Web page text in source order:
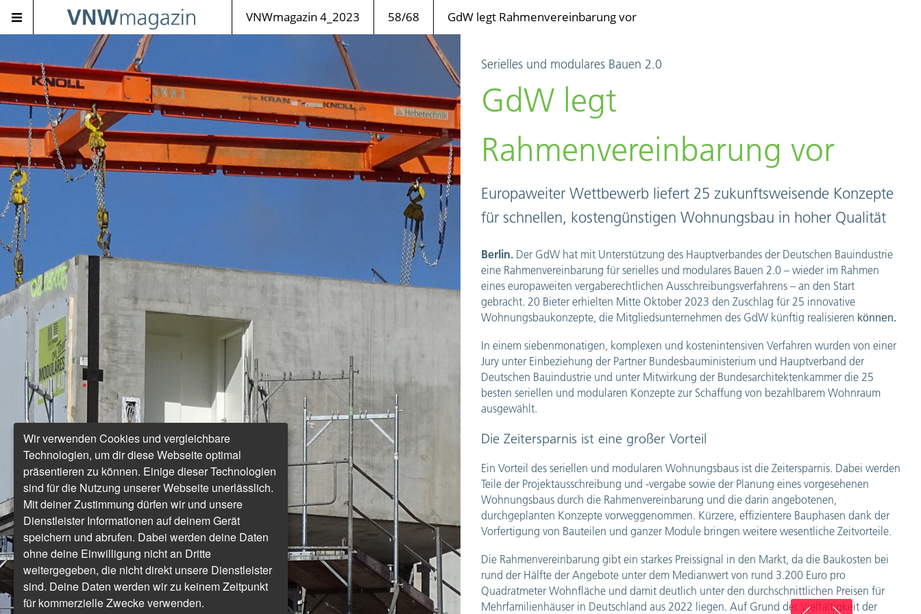
VNWmagazin 4_2023 58/68 GdW legt Rahmenvereinbarung vor
Serielles und modulares Bauen 2.0
GdW legt
Rahmenvereinbarung vor
Europaweiter Wettbewerb liefert 25 zukunftsweisende Konzepte
für schnellen, kostengünstigen Wohnungsbau in hoher Qualität
Berlin. Der GdW hat mit Unterstützung des Hauptverbandes der Deutschen Bauindustrie
eine Rahmenvereinbarung für serielles und modulares Bauen 2.0 – wieder im Rahmen
eines europaweiten vergaberechtlichen Ausschreibungsverfahrens – an den Start
gebracht. 20 Bieter erhielten Mitte Oktober 2023 den Zuschlag für 25 innovative
Wohnungsbaukonzepte, die Mitgliedsunternehmen des GdW künftig realisieren können.
In einem siebenmonatigen, komplexen und kostenintensiven Verfahren wurden von einer
Jury unter Einbeziehung der Partner Bundesbauministerium und Hauptverband der
Deutschen Bauindustrie und unter Mitwirkung der Bundesarchitektenkammer die 25
besten seriellen und modularen Konzepte zur Schaffung von bezahlbarem Wohnraum
ausgewählt.
Die Zeitersparnis ist eine großer Vorteil
Ein Vorteil des seriellen und modularen Wohnungsbaus ist die Zeitersparnis. Dabei werden
Teile der Projektausschreibung und -vergabe sowie der Planung eines vorgesehenen
Wohnungsbaus durch die Rahmenvereinbarung und die darin angebotenen,
durchgeplanten Konzepte vorweggenommen. Kürzere, effizientere Bauphasen dank der
Vorfertigung von Bauteilen und ganzer Module bringen weitere wesentliche Zeitvorteile.
Die Rahmenvereinbarung gibt ein starkes Preissignal in den Markt, da die Baukosten bei
rund der Hälfte der Angebote unter dem Medianwert von rund 3.200 Euro pro
Quadratmeter Wohnfläche und damit deutlich unter den durchschnittlichen Preisen für
Mehrfamilienhäuser in Deutschland aus 2022 liegen. Auf Grund der Vielfältigkeit der
Wir verwenden Cookies und vergleichbare
Technologien, um dir diese Webseite optimal
präsentieren zu können. Einige dieser Technologien
sind für die Nutzung unserer Webseite unerlässlich.
Mit deiner Zustimmung dürfen wir und unsere
Dienstleister Informationen auf deinem Gerät
speichern und abrufen. Dabei werden deine Daten
ohne deine Einwilligung nicht an Dritte
weitergegeben, die nicht direkt unsere Dienstleister
sind. Deine Daten werden wir zu keinem Zeitpunkt
für kommerzielle Zwecke verwenden.